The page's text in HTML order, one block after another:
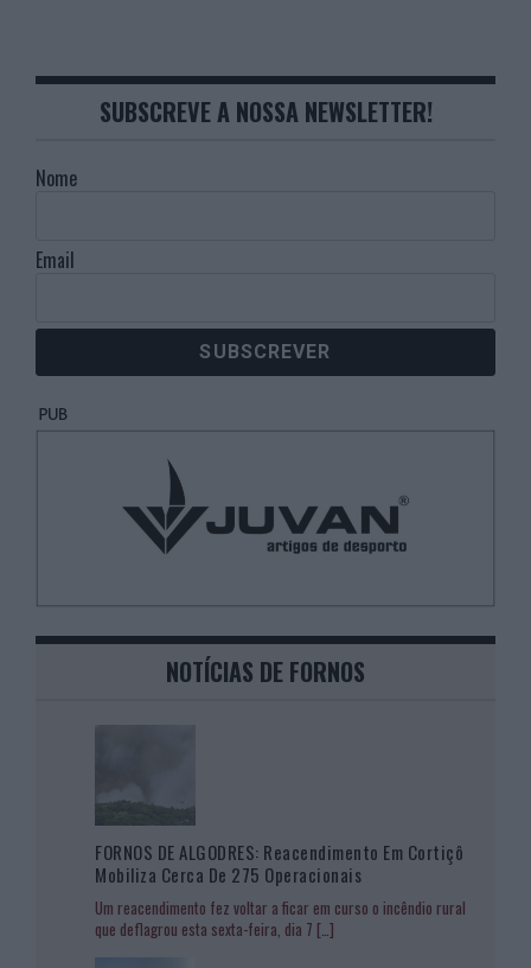
SUBSCREVE A NOSSA NEWSLETTER!
Nome
Email
NOTÍCIAS DE FORNOS
FORNOS DE ALGODRES: Reacendimento Em Cortiçô
Mobiliza Cerca De 275 Operacionais
Um reacendimento fez voltar a ficar em curso o incêndio rural
que deflagrou esta sexta-feira, dia 7 […]